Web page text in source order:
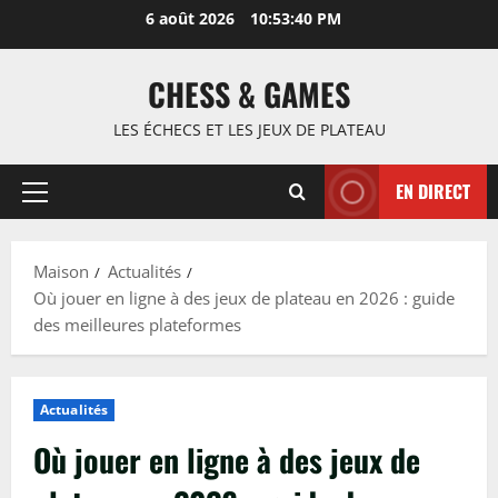
6 août 2026 10:53:41 PM
CHESS & GAMES
LES ÉCHECS ET LES JEUX DE PLATEAU
Menu
EN DIRECT
Maison
Actualités
Où jouer en ligne à des jeux de plateau en 2026 : guide
des meilleures plateformes
Actualités
Où jouer en ligne à des jeux de